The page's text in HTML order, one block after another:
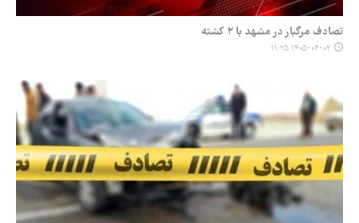
تصادف مرگبار در مشهد با ۲ کشته
۱۴۰۵-۰۳-۰۲ ۱۱:۲۵